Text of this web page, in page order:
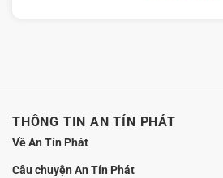
THÔNG TIN AN TÍN PHÁT
Về An Tín Phát
Câu chuyện An Tín Phát